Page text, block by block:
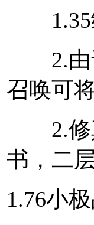
1.35
2.由于
召唤可
2.修真
书，二
1.76小